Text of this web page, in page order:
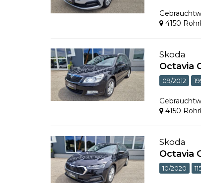
4150
Skoda
Octavia
09/2012
4150
Skoda
Octavia
10/2020